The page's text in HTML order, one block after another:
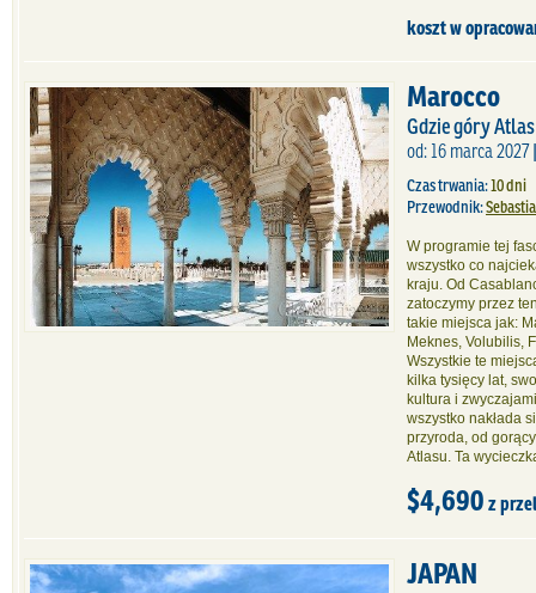
koszt w
Marocco
Gdzie góry
od: 16 marca
Czas trwania:10 dni
Przewodnik:
W programie tej
wszystko co
kraju. Od
zatoczymy przez
takie miejsca jak:
Meknes, Volubilis,
Wszystkie te
kilka tysięcy lat,
kultura i
wszystko nakłada
przyroda, od
Atlasu. Ta
$4,690 z
JAPAN